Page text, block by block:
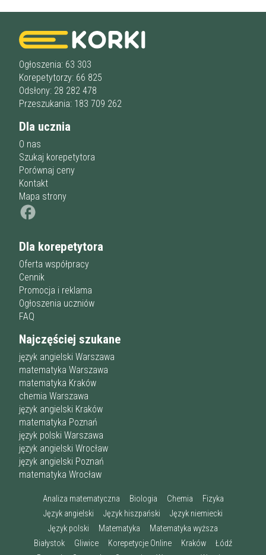
Ogłoszenia: 63 303
Korepetytorzy: 66 825
Odsłony: 28 282 478
Przeszukania: 183 709 262
Dla ucznia
O nas
Szukaj korepetytora
Porównaj ceny
Kontakt
Mapa strony
Dla korepetytora
Oferta współpracy
Cennik
Promocja i reklama
Ogłoszenia uczniów
FAQ
Najczęściej szukane
język angielski Warszawa
matematyka Warszawa
matematyka Kraków
chemia Warszawa
język angielski Kraków
matematyka Poznań
język polski Warszawa
język angielski Wrocław
język angielski Poznań
matematyka Wrocław
Analiza matematyczna Biologia Chemia
Fizyka
Język angielski
Język hiszpański
Język niemiecki
Język polski
Matematyka
Matematyka wyższa
Białystok
Gliwice Korepetycje Online Kraków
Łódź